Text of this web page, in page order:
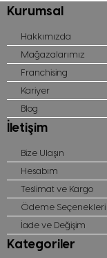
Kurumsal
Hakkımızda
Mağazalarımız
Franchising
Kariyer
Blog
İletişim
Bize Ulaşın
Hesabım
Teslimat ve Kargo
Ödeme Seçenekleri
İade ve Değişim
Kategoriler